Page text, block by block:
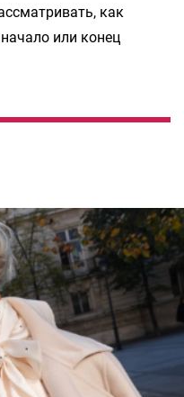
как
или конец